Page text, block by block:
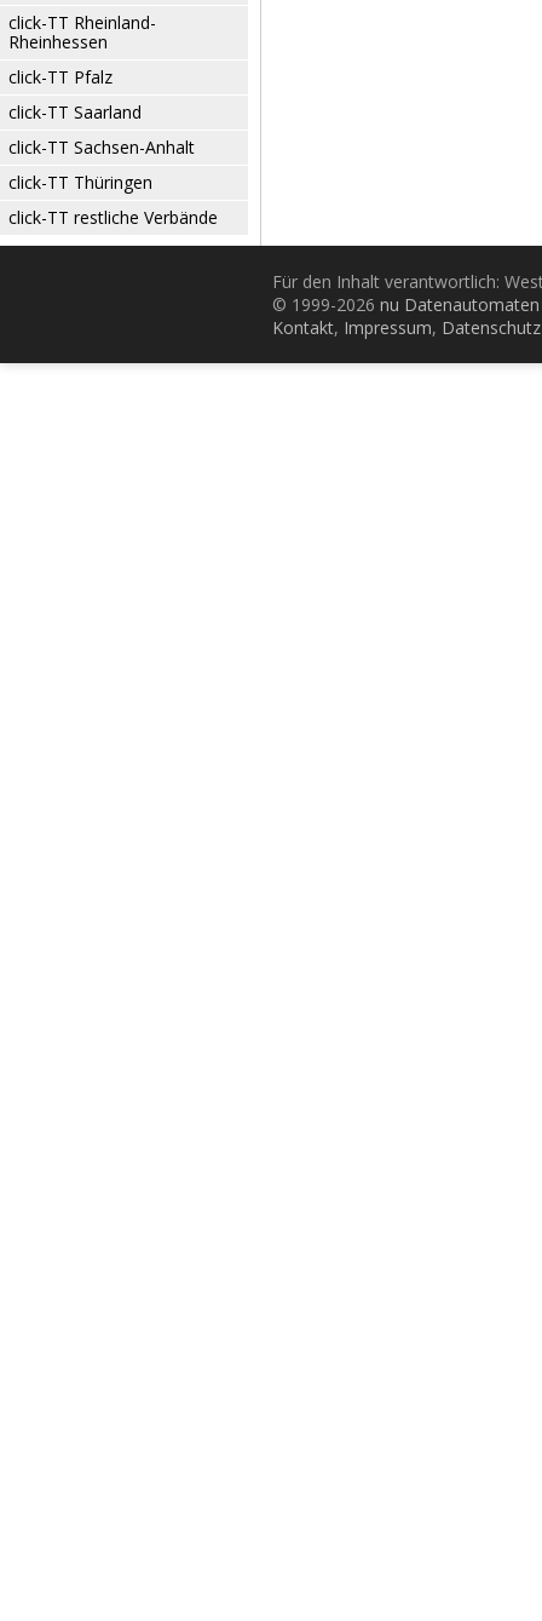
click-TT Rheinland-
Rheinhessen
click-TT Pfalz
click-TT Saarland
click-TT Sachsen-Anhalt
click-TT Thüringen
click-TT restliche Verbände
Für den Inhalt verantwortlich:
© 1999-2026 nu
Kontakt, Impressum, Datenschutz